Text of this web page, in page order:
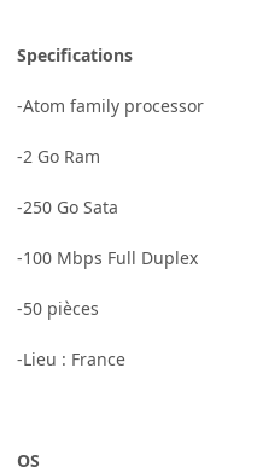
Specifications
-Atom family processor
-2 Go Ram
-250 Go Sata
-100 Mbps Full Duplex
-50 pièces
-Lieu : France
OS